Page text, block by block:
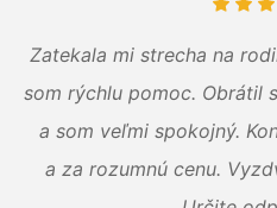
Zatekala mi strecha na
som rýchlu pomoc. Obrátil
a som veľmi spokojný.
a za rozumnú cenu.